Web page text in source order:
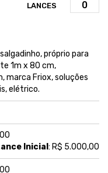
LANCES
próprio para
1m x 80 cm,
marca Friox, soluções
elétrico.
Inicial : R$ 5.000,00